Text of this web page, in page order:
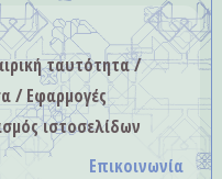
ταυτότητα /
/ Εφαρμογές
ιστοσελίδων
Επικοινωνία